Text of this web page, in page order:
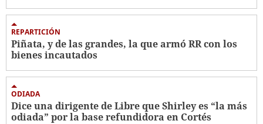
REPARTICIÓN
Piñata, y de las grandes, la que armó RR con los
bienes incautados
ODIADA
Dice una dirigente de Libre que Shirley es “la más
odiada” por la base refundidora en Cortés